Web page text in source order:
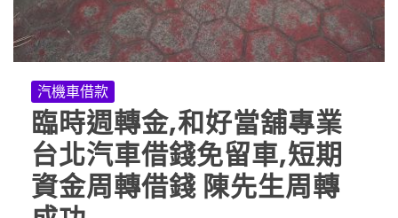
汽機車借款
臨時週轉金,和好當舖專業
台北汽車借錢免留車,短期
資金周轉借錢 陳先生周轉